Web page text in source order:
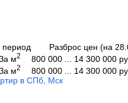
период
Разброс цен (на
м2
800 000 ... 14 300 000
м2
800 000 ... 14 300 000
в СПб, Мск